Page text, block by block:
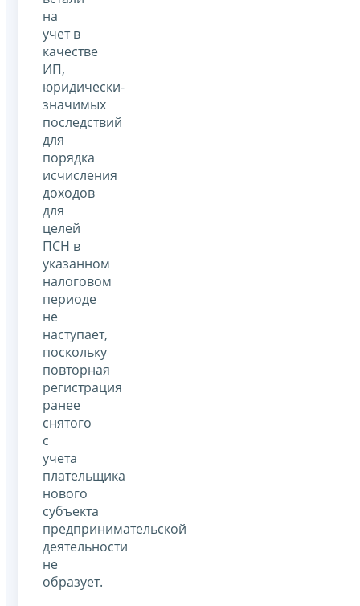
на
учет в
качестве
ИП,
юридически-
значимых
последствий
для
порядка
исчисления
доходов
для
целей
ПСН в
указанном
налоговом
периоде
не
наступает,
поскольку
повторная
регистрация
ранее
снятого
с
учета
плательщика
нового
субъекта
предпринимательской
деятельности
не
образует.